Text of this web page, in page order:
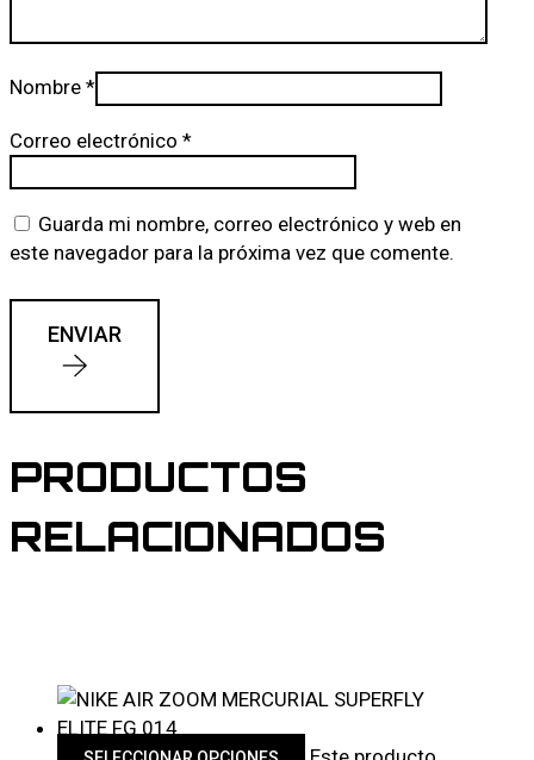
Nombre *
Correo electrónico *
Guarda mi nombre, correo electrónico y web en
este navegador para la próxima vez que comente.
ENVIAR
PRODUCTOS
RELACIONADOS